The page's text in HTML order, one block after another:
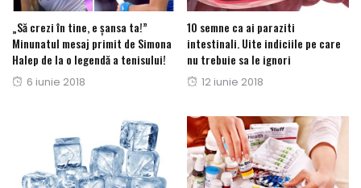
„Să crezi în tine, e șansa ta!”
Minunatul mesaj primit de Simona
Halep de la o legendă a tenisului!
Posted
6 iunie 2018
10 semne ca ai paraziti
intestinali. Uite indiciile pe care
nu trebuie sa le ignori
Posted
12 iunie 2018